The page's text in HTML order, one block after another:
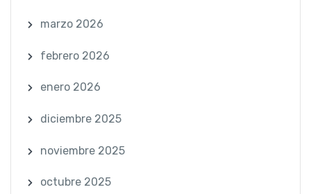
marzo 2026
febrero 2026
enero 2026
diciembre 2025
noviembre 2025
octubre 2025